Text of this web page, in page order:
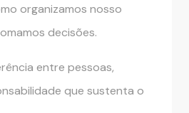
organizamos nosso
decisões.
entre pessoas,
que sustenta o